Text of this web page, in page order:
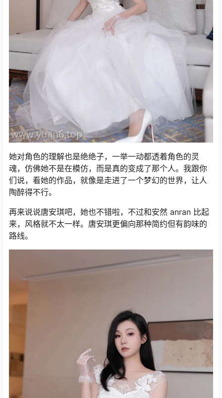
她对角色的理解也是绝绝子，一举一动都透着角色的灵
魂，仿佛她不是在模仿，而是真的变成了那个人。我跟你
们说，看她的作品，就像是走进了一个梦幻的世界，让人
陶醉得不行。
再来说说唐安琪吧，她也不错啦，不过和安然 anran 比起
来，风格就不太一样。唐安琪更偏向那种简约但有韵味的
路线。